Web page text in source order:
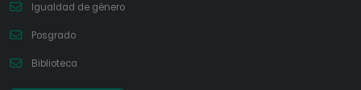
Igualdad de género
Posgrado
Biblioteca